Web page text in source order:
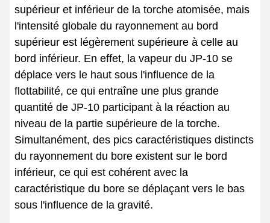
supérieur et inférieur de la torche atomisée, mais
l'intensité globale du rayonnement au bord
supérieur est légèrement supérieure à celle au
bord inférieur. En effet, la vapeur du JP-10 se
déplace vers le haut sous l'influence de la
flottabilité, ce qui entraîne une plus grande
quantité de JP-10 participant à la réaction au
niveau de la partie supérieure de la torche.
Simultanément, des pics caractéristiques distincts
du rayonnement du bore existent sur le bord
inférieur, ce qui est cohérent avec la
caractéristique du bore se déplaçant vers le bas
sous l'influence de la gravité.